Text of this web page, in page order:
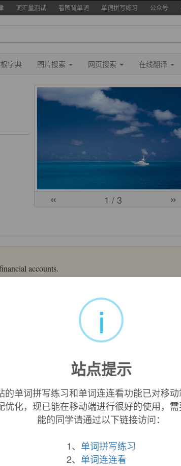
词汇量测试 看图背单词 单词拼写练习 公众号
字典 图片搜索 网页搜索 在线翻译
« 1 / 3 »
accounts.
化铝电池.
shavers. I can show you. "
您看.
来自英汉 - 翻译样例 -
admixture , high - temperature alloy ,
池等.
i
站点提示
的单词拼写练习和单词连连看功能已对移
优化，现已能在移动端进行很好的使用，
能的同学请通过以下链接访问：
1、 单词拼写练习
2、 单词连连看